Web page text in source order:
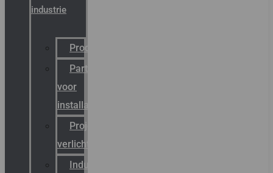
industrie
Productcatalogus
Partner
voor
installateurs
Projectreferenties
verlichting
Industriële